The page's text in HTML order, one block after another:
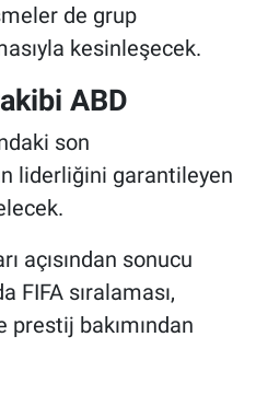
de grup
kesinleşecek.
ABD
son
liderliğini garantileyen
açısından sonucu
FIFA sıralaması,
bakımından